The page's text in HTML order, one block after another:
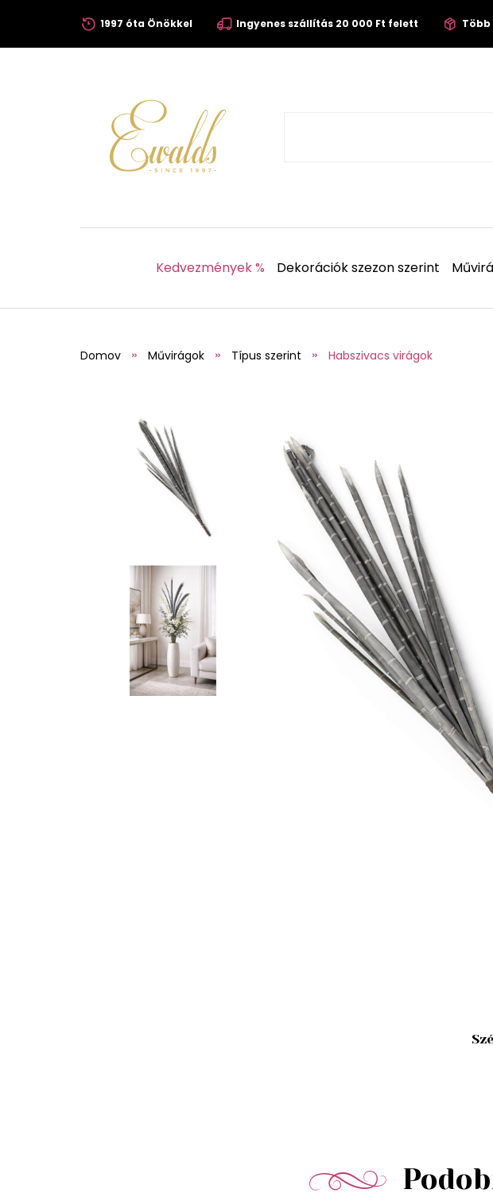
1997 óta Önökkel Ingyenes szállítás 20 000 Ft felett
Kedvezmények % Dekorációk szezon szerint
Domov Művirágok Típus szerint Habszivacs virágok